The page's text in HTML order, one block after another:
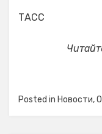
ТАСС
Posted in Новости,